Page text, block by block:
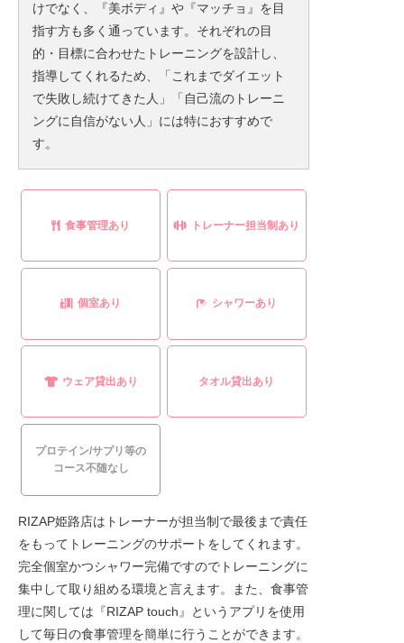
けでなく、『美ボディ』や『マッチョ』を目
指す方も多く通っています。それぞれの目
的・目標に合わせたトレーニングを設計し、
指導してくれるため、「これまでダイエット
で失敗し続けてきた人」「自己流のトレーニ
ングに自信がない人」には特におすすめで
す。
食事管理あり トレーナー担当制あり
個室あり シャワーあり
ウェア貸出あり タオル貸出あり
プロテイン/サプリ等の
コース不随なし
RIZAP姫路店はトレーナーが担当制で最後まで責任
をもってトレーニングのサポートをしてくれます。
完全個室かつシャワー完備ですのでトレーニングに
集中して取り組める環境と言えます。また、食事管
理に関しては『RIZAP touch』というアプリを使用
して毎日の食事管理を簡単に行うことができます。